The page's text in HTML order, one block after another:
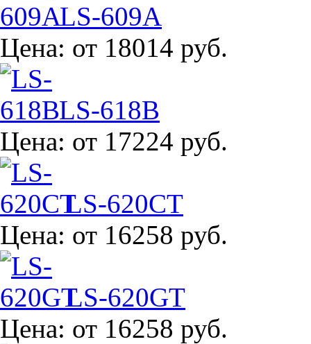
LS-609A
Цена: от 18014 руб.
LS-618B
Цена: от 17224 руб.
LS-620CT
Цена: от 16258 руб.
LS-620GT
Цена: от 16258 руб.